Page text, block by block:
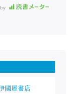
國屋書店